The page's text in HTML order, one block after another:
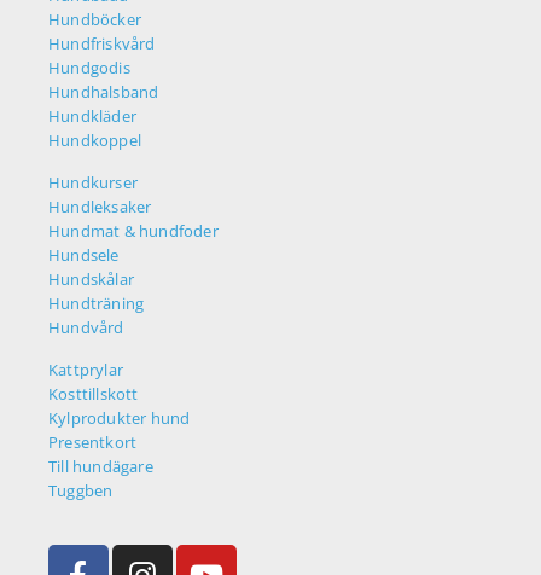
Hundböcker
Hundfriskvård
Hundgodis
Hundhalsband
Hundkläder
Hundkoppel
Hundkurser
Hundleksaker
Hundmat & hundfoder
Hundsele
Hundskålar
Hundträning
Hundvård
Kattprylar
Kosttillskott
Kylprodukter hund
Presentkort
Till hundägare
Tuggben